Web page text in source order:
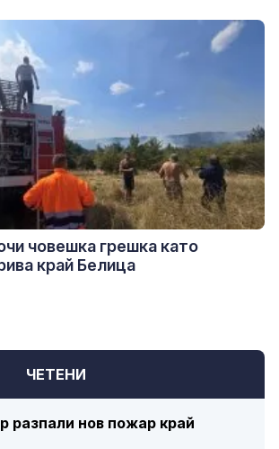
ЧЕТЕНИ
разпали нов пожар край
човешка грешка като
край Белица